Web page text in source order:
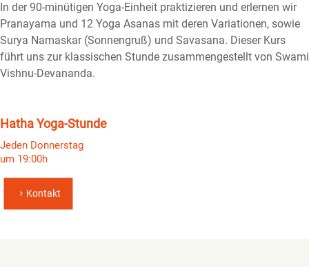
In der 90-minütigen Yoga-Einheit praktizieren und erlernen wir
Pranayama und 12 Yoga Asanas mit deren Variationen, sowie
Surya Namaskar (Sonnengruß) und Savasana. Dieser Kurs
führt uns zur klassischen Stunde zusammengestellt von Swami
Vishnu-Devananda.
Hatha Yoga-Stunde
Jeden Donnerstag
um 19:00h
Kontakt